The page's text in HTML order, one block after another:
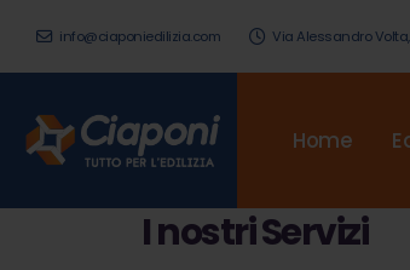
info@ciaponiedilizia.com Via Alessandro Volta,
Home
I nostriServizi